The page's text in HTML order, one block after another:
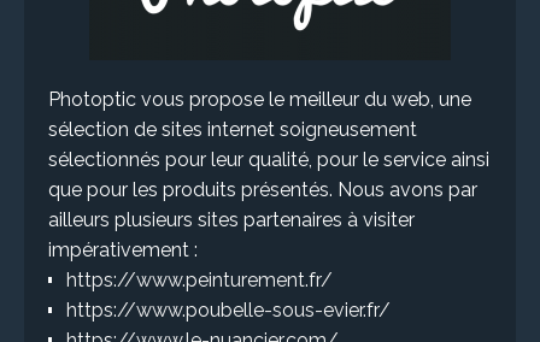
Photoptic vous propose le meilleur du web, une
sélection de sites internet soigneusement
sélectionnés pour leur qualité, pour le service ainsi
que pour les produits présentés. Nous avons par
ailleurs plusieurs sites partenaires à visiter
impérativement :
https://www.peinturement.fr/
https://www.poubelle-sous-evier.fr/